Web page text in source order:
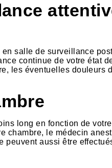
salle de surveillance
continue de votre état
les éventuelles douleurs
long en fonction de
chambre, le médecin
aussi être